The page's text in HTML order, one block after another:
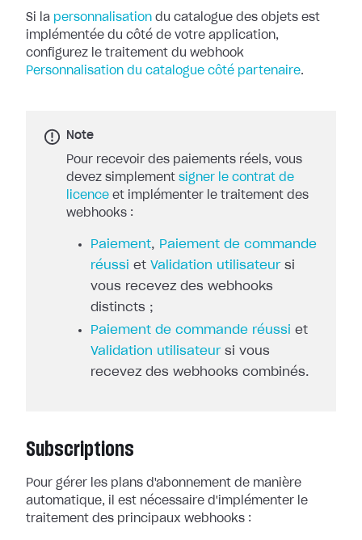
Si la personnalisation du catalogue des objets est
implémentée du côté de votre application,
configurez le traitement du webhook
Personnalisation du catalogue côté partenaire.
Note
Pour recevoir des paiements réels, vous
devez simplement signer le contrat de
licence et implémenter le traitement des
webhooks :
Paiement, Paiement de commande
réussi et Validation utilisateursi
vous recevez des webhooks
distincts ;
Paiement de commande réussi et
Validation utilisateursi vous
recevez des webhooks combinés.
Subscriptions
Pour gérer les plans d'abonnement de manière
automatique, il est nécessaire d'implémenter le
traitement des principaux webhooks :